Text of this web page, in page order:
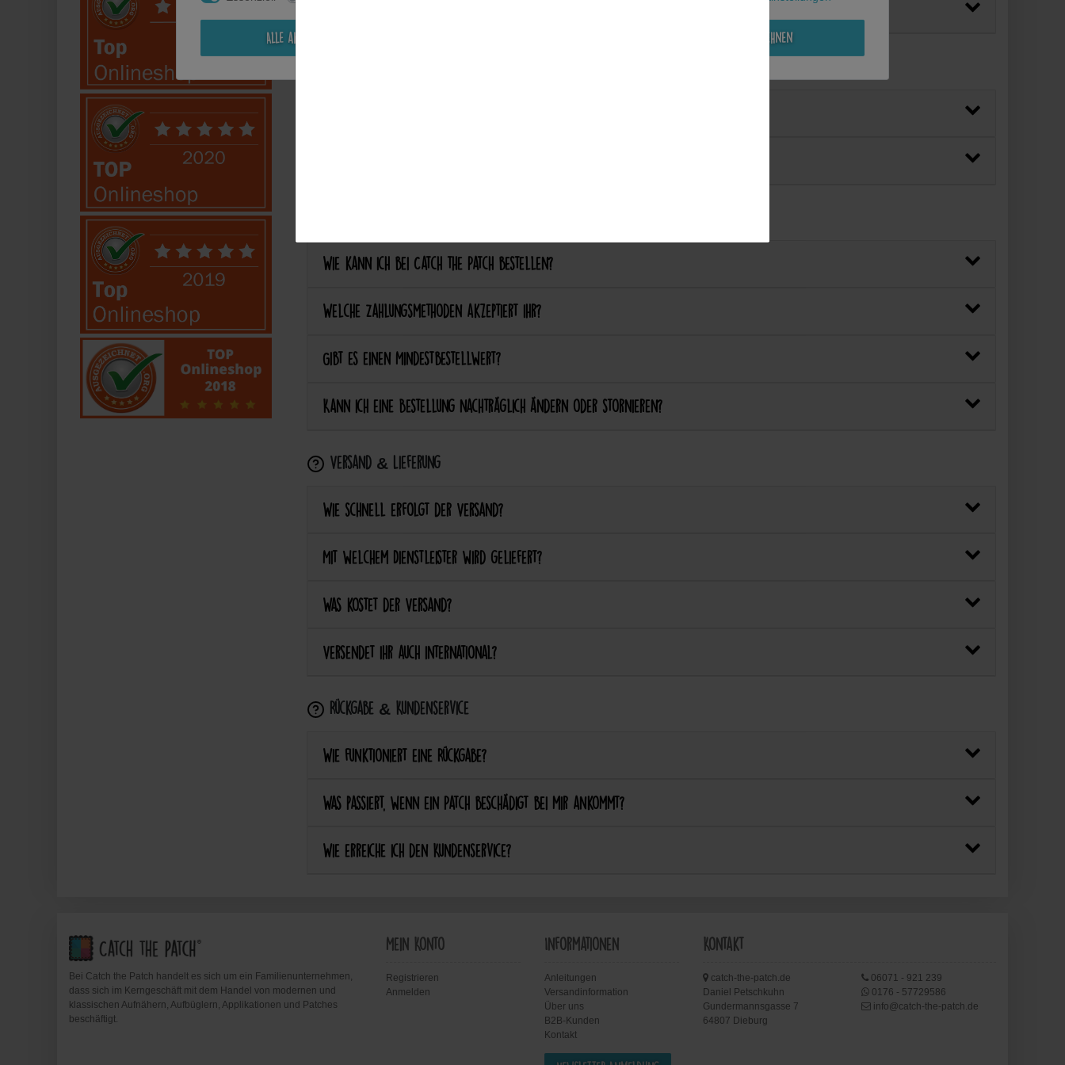
Wie kann ich bei Catch the Patch bestellen?
Welche Zahlungsmethoden akzeptiert ihr?
Gibt es einen Mindestbestellwert?
Kann ich eine Bestellung nachträglich ändern oder stornieren?
Versand & Lieferung
Wie schnell erfolgt der Versand?
Mit welchem Dienstleister wird geliefert?
Was kostet der Versand?
Versendet ihr auch international?
Rückgabe & Kundenservice
Wie funktioniert eine Rückgabe?
Was passiert, wenn ein Patch beschädigt bei mir ankommt?
Wie erreiche ich den Kundenservice?
Bei Catch the Patch handelt es sich um ein Familienunternehmen,
dass sich im Kerngeschäft mit dem Handel von modernen und
klassischen Aufnähern, Aufbüglern, Applikationen und Patches
beschäftigt.
Mein Konto
Registrieren
Anmelden
Informationen
Anleitungen
Versandinformation
Über uns
B2B-Kunden
Kontakt
Kontakt
catch-the-patch.de
Daniel Petschkuhn
Gundermannsgasse 7
64807 Dieburg
06071 - 921 239
0176 - 57729586
info@catch-the-patch.de
Alle akzeptieren Alle ablehnen